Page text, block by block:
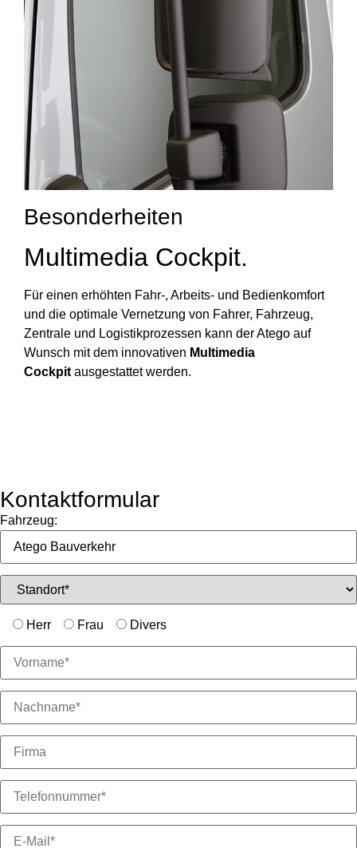
Besonderheiten
Multimedia Cockpit.
Für einen erhöhten Fahr-, Arbeits- und Bedienkomfort
und die optimale Vernetzung von Fahrer, Fahrzeug,
Zentrale und Logistikprozessen kann der Atego auf
Wunsch mit dem innovativen Multimedia
Cockpit ausgestattet werden.
Kontaktformular
Fahrzeug:
Herr Frau Divers